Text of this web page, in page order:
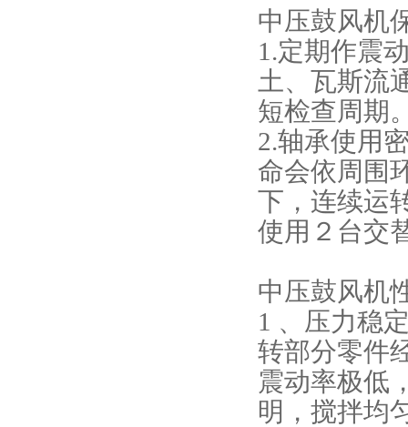
中压鼓风机
1.定期作震
土、瓦斯流
短检查周期
2.轴承使用
命会依周围
下，连续运
使用２台交
中压鼓风机
1 、压力稳
转部分零件
震动率极低
明，搅拌均